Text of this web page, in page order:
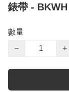
錶帶 - BKWH
數量
−
+